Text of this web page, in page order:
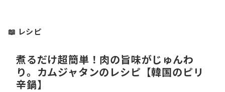
📖 レシピ
煮るだけ超簡単！肉の旨味がじゅんわ
り。カムジャタンのレシピ【韓国のピリ
辛鍋】